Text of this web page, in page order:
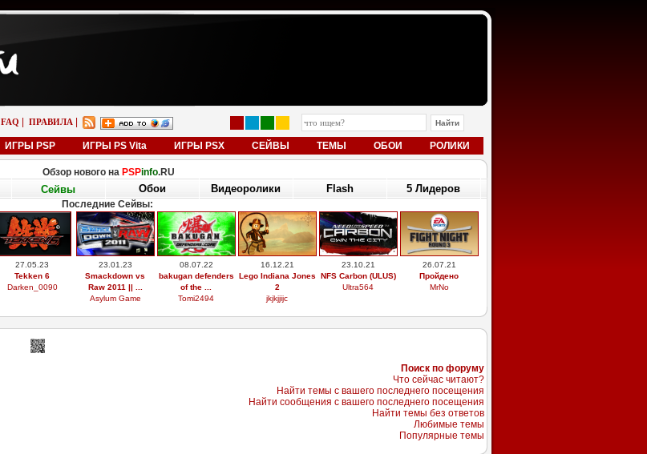
FAQ ПРАВИЛА
ИГРЫ PSP ИГРЫ PS Vita ИГРЫ PSX СЕЙВЫ ТЕМЫ ОБОИ РОЛИКИ
Обзор нового на PSPinfo.RU
Сейвы Обои Видеоролики Flash 5 Лидеров
Последние Сейвы:
27.05.23
Tekken 6
Darken_0090
23.01.23
Smackdown vs
Raw 2011 || ...
Asylum Game
08.07.22
bakugan defenders
of the ...
Tomi2494
16.12.21
Lego Indiana Jones
2
jkjkjjijc
23.10.21
NFS Carbon (ULUS)
Ultra564
26.07.21
Пройдено
MrNo
Поиск по форуму
Что сейчас читают?
Найти темы с вашего последнего посещения
Найти сообщения с вашего последнего посещения
Найти темы без ответов
Любимые темы
Популярные темы